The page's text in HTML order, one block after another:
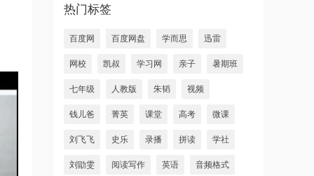
热门标签
百度网 百度网盘 学而思 迅雷
网校 凯叔 学习网 亲子 暑期班
七年级 人教版 朱韬 视频
钱儿爸 菁英 课堂 高考 微课
刘飞飞 史乐 录播 拼读 学社
刘勖雯 阅读写作 英语 音频格式